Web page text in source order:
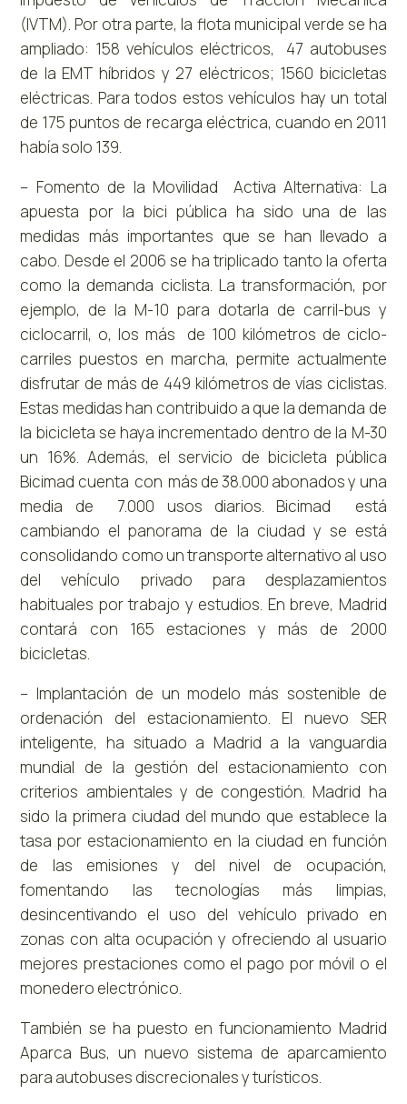
(IVTM). Por otra parte, la flota municipal verde se ha
ampliado: 158 vehículos eléctricos, 47 autobuses
de la EMT híbridos y 27 eléctricos; 1560 bicicletas
eléctricas. Para todos estos vehículos hay un total
de 175 puntos de recarga eléctrica, cuando en 2011
había solo 139.
– Fomento de la Movilidad Activa Alternativa: La
apuesta por la bici pública ha sido una de las
medidas más importantes que se han llevado a
cabo. Desde el 2006 se ha triplicado tanto la oferta
como la demanda ciclista. La transformación, por
ejemplo, de la M-10 para dotarla de carril-bus y
ciclocarril, o, los más de 100 kilómetros de ciclo-
carriles puestos en marcha, permite actualmente
disfrutar de más de 449 kilómetros de vías ciclistas.
Estas medidas han contribuido a que la demanda de
la bicicleta se haya incrementado dentro de la M-30
un 16%. Además, el servicio de bicicleta pública
Bicimad cuenta con más de 38.000 abonados y una
media de 7.000 usos diarios. Bicimad está
cambiando el panorama de la ciudad y se está
consolidando como un transporte alternativo al uso
del vehículo privado para desplazamientos
habituales por trabajo y estudios. En breve, Madrid
contará con 165 estaciones y más de 2000
bicicletas.
– Implantación de un modelo más sostenible de
ordenación del estacionamiento. El nuevo SER
inteligente, ha situado a Madrid a la vanguardia
mundial de la gestión del estacionamiento con
criterios ambientales y de congestión. Madrid ha
sido la primera ciudad del mundo que establece la
tasa por estacionamiento en la ciudad en función
de las emisiones y del nivel de ocupación,
fomentando las tecnologías más limpias,
desincentivando el uso del vehículo privado en
zonas con alta ocupación y ofreciendo al usuario
mejores prestaciones como el pago por móvil o el
monedero electrónico.
También se ha puesto en funcionamiento Madrid
Aparca Bus, un nuevo sistema de aparcamiento
para autobuses discrecionales y turísticos.